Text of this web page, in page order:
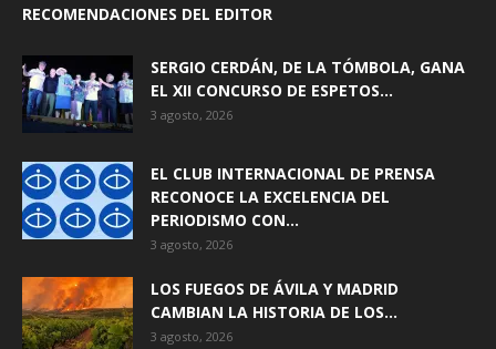
RECOMENDACIONES DEL EDITOR
SERGIO CERDÁN, DE LA TÓMBOLA, GANA
EL XII CONCURSO DE ESPETOS...
3 agosto, 2026
EL CLUB INTERNACIONAL DE PRENSA
RECONOCE LA EXCELENCIA DEL
PERIODISMO CON...
3 agosto, 2026
LOS FUEGOS DE ÁVILA Y MADRID
CAMBIAN LA HISTORIA DE LOS...
3 agosto, 2026